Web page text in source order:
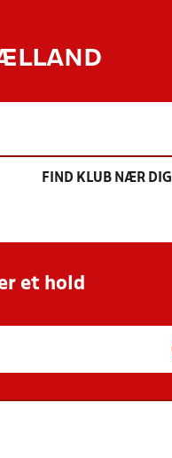
FIND KLUB NÆR DIG
et hold